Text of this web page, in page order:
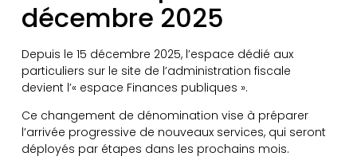
décembre 2025
Depuis le 15 décembre 2025, l’espace dédié aux
particuliers sur le site de l’administration fiscale
devient l’« espace Finances publiques ».
Ce changement de dénomination vise à préparer
l’arrivée progressive de nouveaux services, qui seront
déployés par étapes dans les prochains mois.